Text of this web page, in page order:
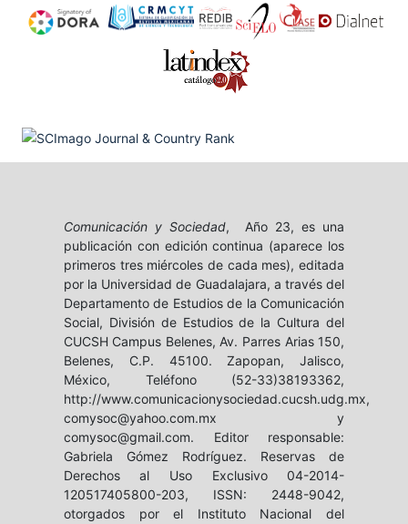
Comunicación y Sociedad, Año 23, es una
publicación con edición continua (aparece los
primeros tres miércoles de cada mes), editada
por la Universidad de Guadalajara, a través del
Departamento de Estudios de la Comunicación
Social, División de Estudios de la Cultura del
CUCSH Campus Belenes, Av. Parres Arias 150,
Belenes, C.P. 45100. Zapopan, Jalisco,
México, Teléfono (52-33)38193362,
http://www.comunicacionysociedad.cucsh.udg.mx,
comysoc@yahoo.com.mx y
comysoc@gmail.com. Editor responsable:
Gabriela Gómez Rodríguez. Reservas de
Derechos al Uso Exclusivo 04-2014-
120517405800-203, ISSN: 2448-9042,
otorgados por el Instituto Nacional del